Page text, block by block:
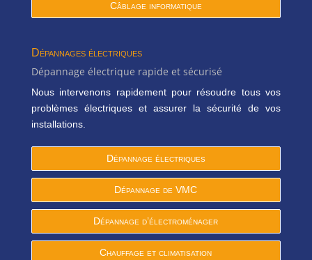
Câblage informatique
Dépannages électriques
Dépannage électrique rapide et sécurisé
Nous intervenons rapidement pour résoudre tous vos
problèmes électriques et assurer la sécurité de vos
installations.
Dépannage électriques
Dépannage de VMC
Dépannage d’électroménager
Chauffage et climatisation